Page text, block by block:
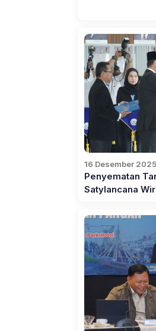
16 Desember 2025
Penyematan
Satylancana